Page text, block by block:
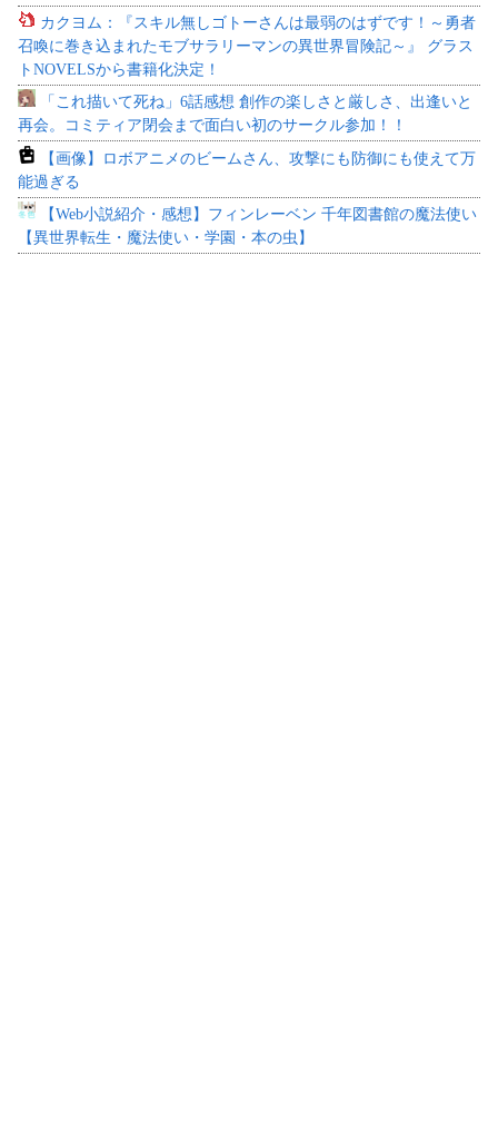
カクヨム：『スキル無しゴトーさんは最弱のはずです！～勇者
召喚に巻き込まれたモブサラリーマンの異世界冒険記～』 グラス
トNOVELSから書籍化決定！
「これ描いて死ね」6話感想 創作の楽しさと厳しさ、出逢いと
再会。コミティア閉会まで面白い初のサークル参加！！
【画像】ロボアニメのビームさん、攻撃にも防御にも使えて万
能過ぎる
【Web小説紹介・感想】フィンレーベン 千年図書館の魔法使い
【異世界転生・魔法使い・学園・本の虫】